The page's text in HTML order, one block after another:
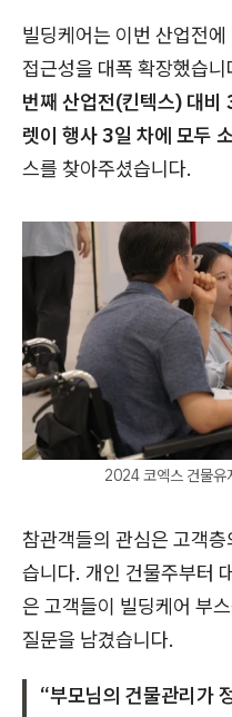
빌딩케어는 이번 산업전
접근성을 대폭 확장했습
번째 산업전(킨텍스) 대
렛이 행사 3일 차에 모두
스를 찾아주셨습니다.
2024 코엑스 건물유
참관객들의 관심은 고객
습니다. 개인 건물주부터
은 고객들이 빌딩케어 부
질문을 남겼습니다.
“부모님의 건물관리가